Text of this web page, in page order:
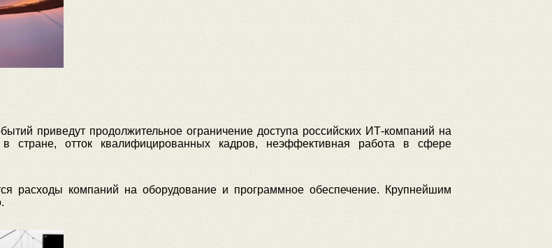
приведут продолжительное ограничение доступа российских ИТ-компаний на
стране, отток квалифицированных кадров, неэффективная работа в сфере
расходы компаний на оборудование и программное обеспечение. Крупнейшим